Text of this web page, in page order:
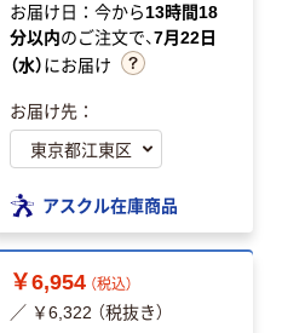
お届け日：今から13時間18
分以内のご注文で、7月22日
（水）にお届け
お届け先：
アスクル在庫商品
￥6,954 （税込）
／ ￥6,322 （税抜き）